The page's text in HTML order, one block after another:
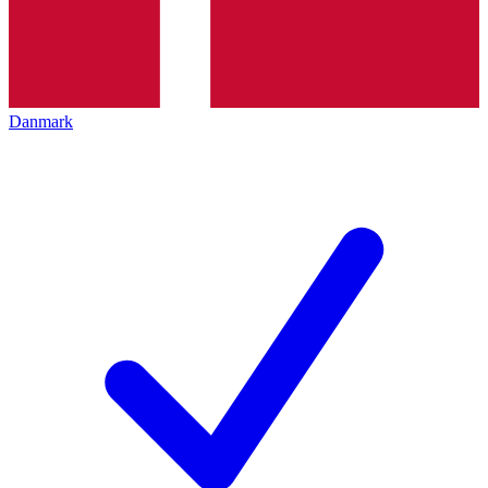
Danmark